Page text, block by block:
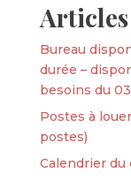
Bureau
durée –
besoins du
Postes à
postes)
Calendrier du